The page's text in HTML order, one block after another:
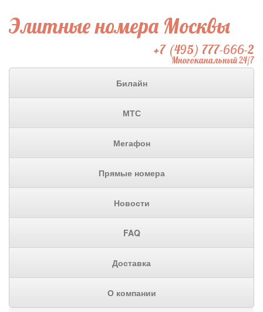
Элитные номера Москвы
+7 (495) 777-666-2
Многоканальный 24/7
Билайн
МТС
Мегафон
Прямые номера
Новости
FAQ
Доставка
О компании